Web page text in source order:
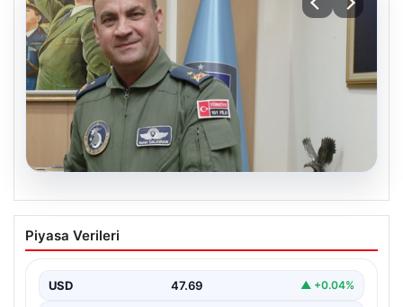
Rafet Dalkıran kimdir? Yeni Hava
Kuvvetleri Komutanı Rafet Dalkıran’ın
Piyasa Verileri
USD 47.69 ▲ +0.04%